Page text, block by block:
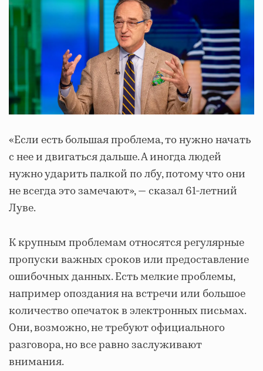
«Если есть большая проблема, то нужно начать
с нее и двигаться дальше. А иногда людей
нужно ударить палкой по лбу, потому что они
не всегда это замечают», — сказал 61-летний
Луве.
К крупным проблемам относятся регулярные
пропуски важных сроков или предоставление
ошибочных данных. Есть мелкие проблемы,
например опоздания на встречи или большое
количество опечаток в электронных письмах.
Они, возможно, не требуют официального
разговора, но все равно заслуживают
внимания.